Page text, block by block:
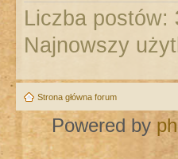
Liczba postów:
Najnowszy
Strona główna forum
Powered by